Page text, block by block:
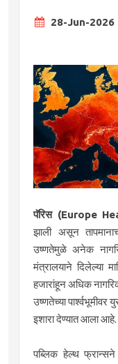
28-Jun-2026
पॅरिस (Europe
झाली असून
उष्णतेमुळे अनेक
मंत्रालयाने दिलेल्या
हजारांहून अधिक
उष्णतेच्या पार्श्वभूमीवर
इशारा देण्यात आला
पब्लिक हेल्थ फ्रान्सने